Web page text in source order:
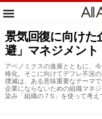
景気回復に向けた
避」マネジメント
アベノミクスの進展とともに、
格化。そこに向けてデフレ不況
撲滅は、ある意味重要なテーマ
企業にならないための組織マネ
染み「組織の７S」を使って考え